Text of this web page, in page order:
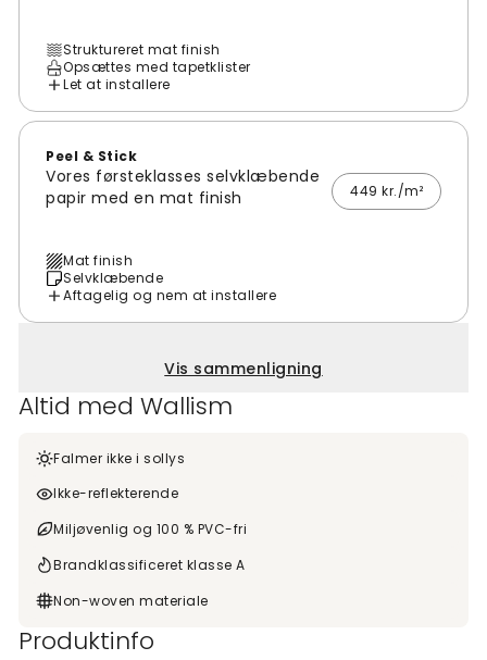
Struktureret mat finish
Opsættes med tapetklister
Let at installere
Peel & Stick
Vores førsteklasses selvklæbende
papir med en mat finish
449 kr./m²
Mat finish
Selvklæbende
Aftagelig og nem at installere
Vis sammenligning
Altid med Wallism
Falmer ikke i sollys
Ikke-reflekterende
Miljøvenlig og 100 % PVC-fri
Brandklassificeret klasse A
Non-woven materiale
Produktinfo